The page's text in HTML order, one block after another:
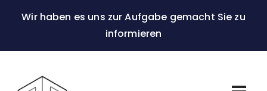
Wir haben es uns zur Aufgabe gemacht Sie zu
informieren